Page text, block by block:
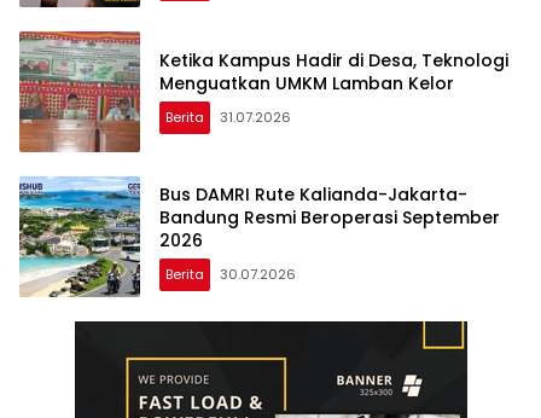
Ketika Kampus Hadir di Desa, Teknologi
Menguatkan UMKM Lamban Kelor
Berita 31.07.2026
‎Bus DAMRI Rute Kalianda-Jakarta-
Bandung Resmi Beroperasi September
Berita 30.07.2026